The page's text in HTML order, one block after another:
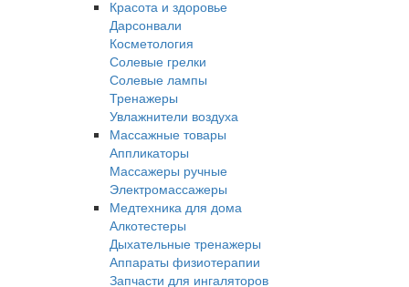
Красота и здоровье
Дарсонвали
Косметология
Солевые грелки
Солевые лампы
Тренажеры
Увлажнители воздуха
Массажные товары
Аппликаторы
Массажеры ручные
Электромассажеры
Медтехника для дома
Алкотестеры
Дыхательные тренажеры
Аппараты физиотерапии
Запчасти для ингаляторов